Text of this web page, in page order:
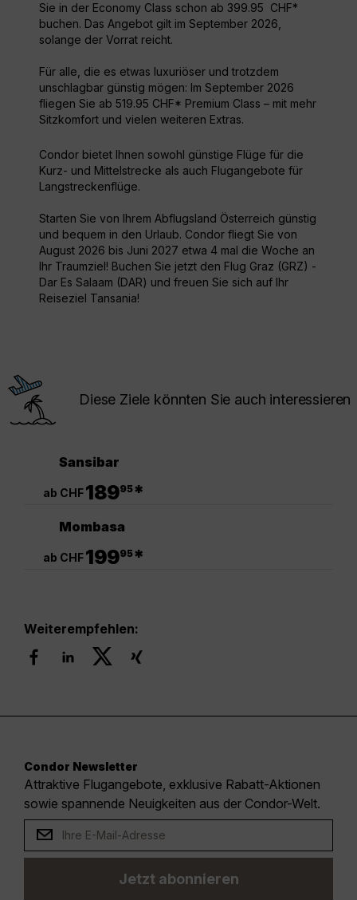
Sie in der Economy Class schon ab 399.95 CHF*
buchen. Das Angebot gilt im September 2026,
solange der Vorrat reicht.
Für alle, die es etwas luxuriöser und trotzdem
unschlagbar günstig mögen: Im September 2026
fliegen Sie ab 519.95 CHF* Premium Class – mit mehr
Sitzkomfort und vielen weiteren Extras.
Condor bietet Ihnen sowohl günstige Flüge für die
Kurz- und Mittelstrecke als auch Flugangebote für
Langstreckenflüge.
Starten Sie von Ihrem Abflugsland Österreich günstig
und bequem in den Urlaub. Condor fliegt Sie von
August 2026 bis Juni 2027 etwa 4 mal die Woche an
Ihr Traumziel! Buchen Sie jetzt den Flug Graz (GRZ) -
Dar Es Salaam (DAR) und freuen Sie sich auf Ihr
Reiseziel Tansania!
Diese Ziele könnten Sie auch interessieren
Sansibar
ab CHF18995*
Mombasa
ab CHF19995*
Weiterempfehlen:
Condor Newsletter
Attraktive Flugangebote, exklusive Rabatt-Aktionen
sowie spannende Neuigkeiten aus der Condor-Welt.
Jetzt abonnieren